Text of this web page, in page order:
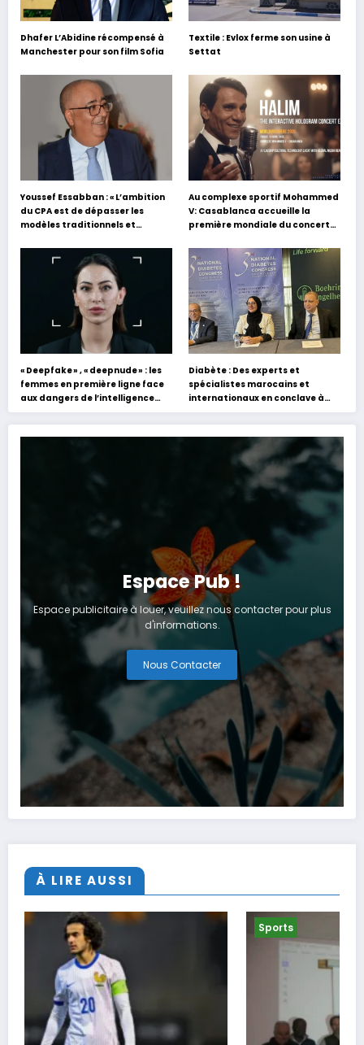
Dhafer L’Abidine récompensé à
Manchester pour son film Sofia
Textile : Evlox ferme son usine à
Settat
Youssef Essabban : « L’ambition
du CPA est de dépasser les
modèles traditionnels et
s’appuyant sur le partage des
expériences »
Au complexe sportif Mohammed
V: Casablanca accueille la
première mondiale du concert
« Deepfake » , « deepnude » : les
femmes en première ligne face
aux dangers de l’intelligence
artificielle
Diabète : Des experts et
spécialistes marocains et
internationaux en conclave à
Tanger
Espace Pub !
Espace publicitaire à louer, veuillez nous contacter pour plus
d'informations.
Nous Contacter
À LIRE AUSSI
Sports